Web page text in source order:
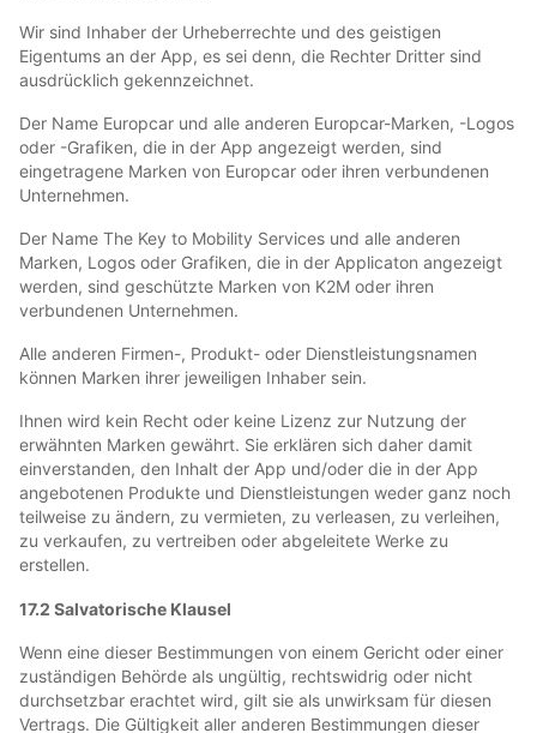
Wir sind Inhaber der Urheberrechte und des geistigen
Eigentums an der App, es sei denn, die Rechter Dritter sind
ausdrücklich gekennzeichnet.
Der Name Europcar und alle anderen Europcar-Marken, -Logos
oder -Grafiken, die in der App angezeigt werden, sind
eingetragene Marken von Europcar oder ihren verbundenen
Unternehmen.
Der Name The Key to Mobility Services und alle anderen
Marken, Logos oder Grafiken, die in der Applicaton angezeigt
werden, sind geschützte Marken von K2M oder ihren
verbundenen Unternehmen.
Alle anderen Firmen-, Produkt- oder Dienstleistungsnamen
können Marken ihrer jeweiligen Inhaber sein.
Ihnen wird kein Recht oder keine Lizenz zur Nutzung der
erwähnten Marken gewährt. Sie erklären sich daher damit
einverstanden, den Inhalt der App und/oder die in der App
angebotenen Produkte und Dienstleistungen weder ganz noch
teilweise zu ändern, zu vermieten, zu verleasen, zu verleihen,
zu verkaufen, zu vertreiben oder abgeleitete Werke zu
erstellen.
17.2 Salvatorische Klausel
Wenn eine dieser Bestimmungen von einem Gericht oder einer
zuständigen Behörde als ungültig, rechtswidrig oder nicht
durchsetzbar erachtet wird, gilt sie als unwirksam für diesen
Vertrags. Die Gültigkeit aller anderen Bestimmungen dieser